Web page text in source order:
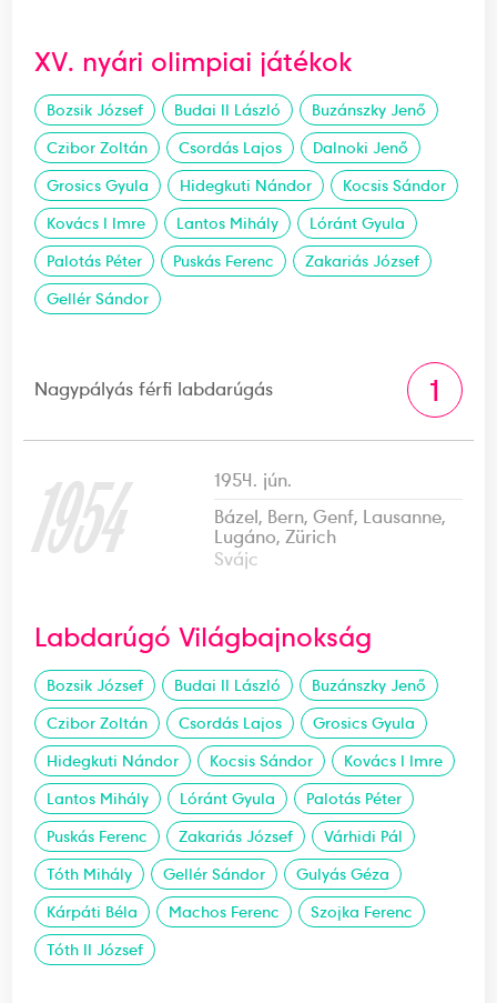
XV. nyári olimpiai játékok
Bozsik József Budai II László
Buzánszky Jenő
Czibor Zoltán
Csordás Lajos
Dalnoki Jenő
Grosics Gyula
Hidegkuti Nándor
Kocsis Sándor
Kovács I Imre
Lantos Mihály
Lóránt Gyula
Palotás Péter
Puskás Ferenc
Zakariás József
Gellér Sándor
Nagypályás férfi labdarúgás 1
1954
1954. jún.
Bázel, Bern, Genf, Lausanne,
Lugáno, Zürich
Svájc
Labdarúgó Világbajnokság
Bozsik József Budai II László
Buzánszky Jenő
Czibor Zoltán
Csordás Lajos
Grosics Gyula
Hidegkuti Nándor
Kocsis Sándor
Kovács I Imre
Lantos Mihály
Lóránt Gyula
Palotás Péter
Puskás Ferenc
Zakariás József
Várhidi Pál
Tóth Mihály
Gellér Sándor
Gulyás Géza
Kárpáti Béla
Machos Ferenc
Szojka Ferenc
Tóth II József